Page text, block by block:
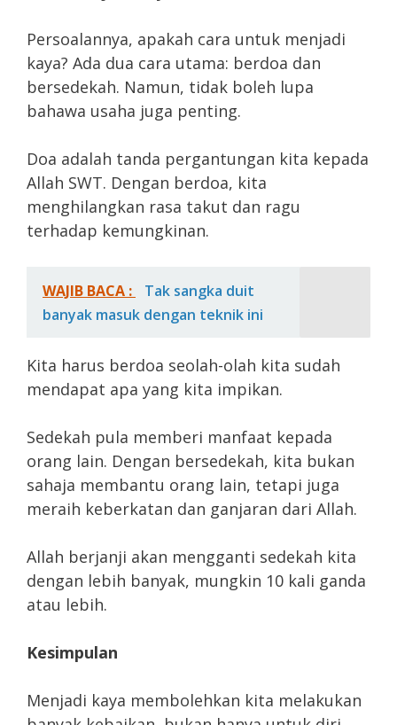
Persoalannya, apakah cara untuk menjadi
kaya? Ada dua cara utama: berdoa dan
bersedekah. Namun, tidak boleh lupa
bahawa usaha juga penting.
Doa adalah tanda pergantungan kita kepada
Allah SWT. Dengan berdoa, kita
menghilangkan rasa takut dan ragu
terhadap kemungkinan.
WAJIB BACA :
Tak sangka duit
banyak masuk dengan teknik ini
Kita harus berdoa seolah-olah kita sudah
mendapat apa yang kita impikan.
Sedekah pula memberi manfaat kepada
orang lain. Dengan bersedekah, kita bukan
sahaja membantu orang lain, tetapi juga
meraih keberkatan dan ganjaran dari Allah.
Allah berjanji akan mengganti sedekah kita
dengan lebih banyak, mungkin 10 kali ganda
atau lebih.
Kesimpulan
Menjadi kaya membolehkan kita melakukan